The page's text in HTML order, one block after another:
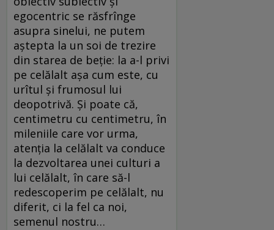
egocentric se răsfrînge
asupra sinelui, ne putem
aștepta la un soi de trezire
din starea de beție: la a-l privi
pe celălalt așa cum este, cu
urîtul și frumosul lui
deopotrivă. Și poate că,
centimetru cu centimetru, în
mileniile care vor urma,
atenția la celălalt va conduce
la dezvoltarea unei culturi a
lui celălalt, în care să-l
redescoperim pe celălalt, nu
diferit, ci la fel ca noi,
semenul nostru…